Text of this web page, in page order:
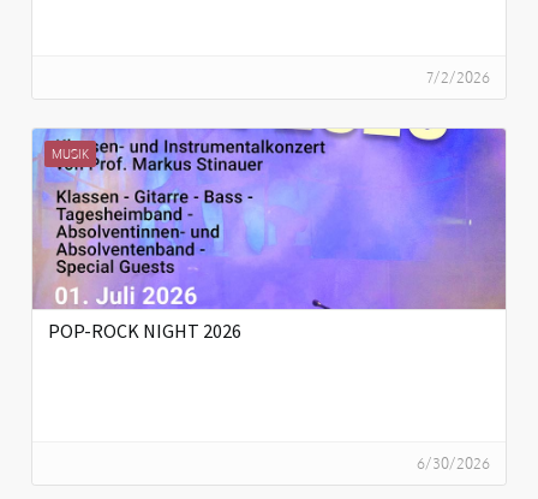
7/2/2026
MUSIK
POP-ROCK NIGHT 2026
6/30/2026